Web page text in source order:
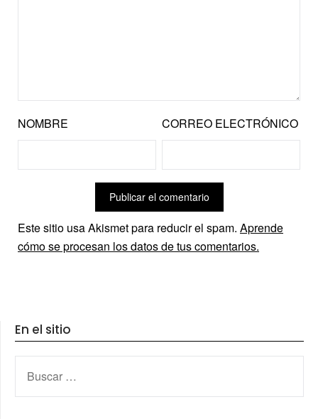
NOMBRE CORREO ELECTRÓNICO
Este sitio usa Akismet para reducir el spam. Aprende
cómo se procesan los datos de tus comentarios.
En el sitio